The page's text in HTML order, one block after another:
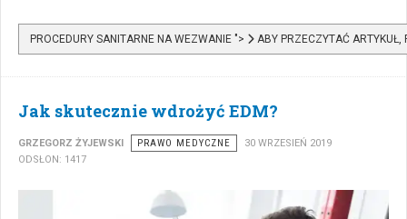
PROCEDURY SANITARNE NA WEZWANIE "> ABY PRZECZYTAĆ ARTYKUŁ,
Jak skutecznie wdrożyć EDM?
GRZEGORZ ŻYJEWSKI PRAWO MEDYCZNE
30 WRZESIEŃ 2019
ODSŁON: 1417